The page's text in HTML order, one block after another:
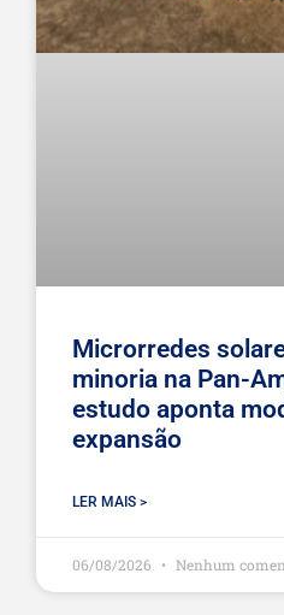
Microrredes
minoria na Pan-
estudo aponta
expansão
LER MAIS >
06/08/2026 Nenhum